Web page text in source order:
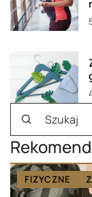
FIZYCZNE